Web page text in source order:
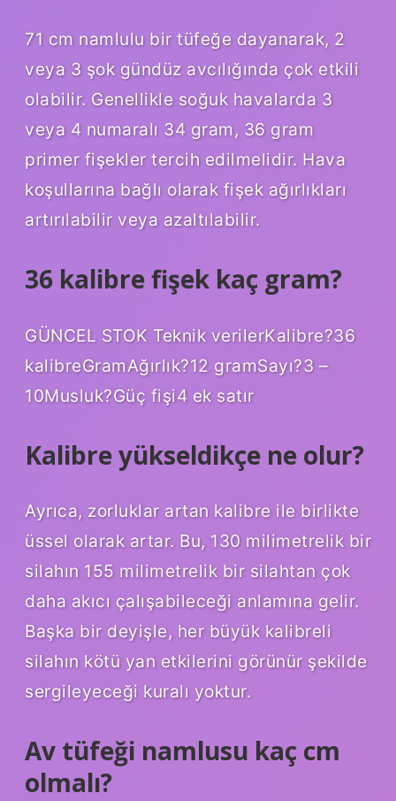
71 cm namlulu bir tüfeğe dayanarak, 2
veya 3 şok gündüz avcılığında çok etkili
olabilir. Genellikle soğuk havalarda 3
veya 4 numaralı 34 gram, 36 gram
primer fişekler tercih edilmelidir. Hava
koşullarına bağlı olarak fişek ağırlıkları
artırılabilir veya azaltılabilir.
36 kalibre fişek kaç gram?
GÜNCEL STOK Teknik verilerKalibre?36
kalibreGramAğırlık?12 gramSayı?3 –
10Musluk?Güç fişi4 ek satır
Kalibre yükseldikçe ne olur?
Ayrıca, zorluklar artan kalibre ile birlikte
üssel olarak artar. Bu, 130 milimetrelik bir
silahın 155 milimetrelik bir silahtan çok
daha akıcı çalışabileceği anlamına gelir.
Başka bir deyişle, her büyük kalibreli
silahın kötü yan etkilerini görünür şekilde
sergileyeceği kuralı yoktur.
Av tüfeği namlusu kaç cm
olmalı?